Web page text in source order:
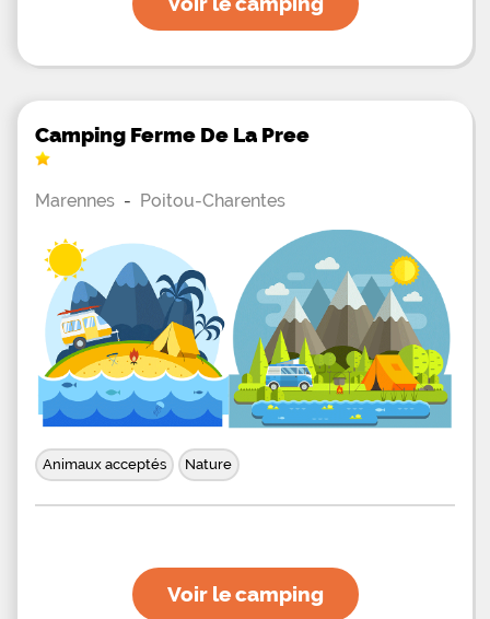
Camping Ferme De La Pree
Marennes - Poitou-Charentes
Animaux acceptés Nature
Voir le camping